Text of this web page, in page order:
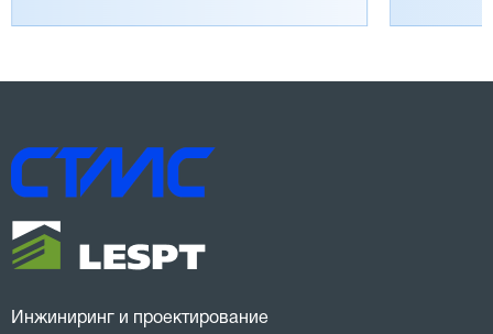
Инжиниринг и проектирование